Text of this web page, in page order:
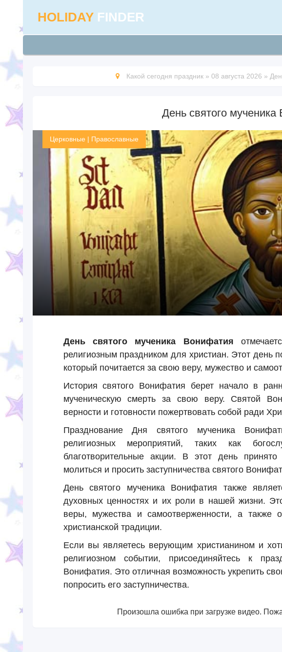
HOLIDAY FINDER
Какой сегодня праздник » 08 августа 2026 »
День святого
Церковные | Православные
День святого мученика Вонифатия
религиозным праздником для христиан. Этот день
который почитается за свою веру, мужество и
История святого Вонифатия берет начало в
мученическую смерть за свою веру. Святой
верности и готовности пожертвовать собой ради
Празднование Дня святого мученика
религиозных мероприятий, таких как
благотворительные акции. В этот день
молиться и просить заступничества святого
День святого мученика Вонифатия также
духовных ценностях и их роли в нашей жизни.
веры, мужества и самоотверженности, а также
христианской традиции.
Если вы являетесь верующим христианином и
религиозном событии, присоединяйтесь к
Вонифатия. Это отличная возможность укрепить
попросить его заступничества.
Произошла ошибка при загрузке видео.